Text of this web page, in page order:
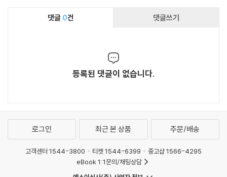
댓글 0건 댓글쓰기
등록된 댓글이 없습니다.
로그인 최근 본 상품 주문/배송
고객센터 1544-3800 티켓 1544-6399
중고샵 1566-4295
eBook 1:1문의/채팅상담